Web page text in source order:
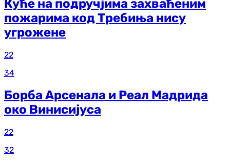
Куће на подручјима захваћеним
пожарима код Требиња нису
угрожене
22
34
Борба Арсенала и Реал Мадрида
око Винисијуса
22
32